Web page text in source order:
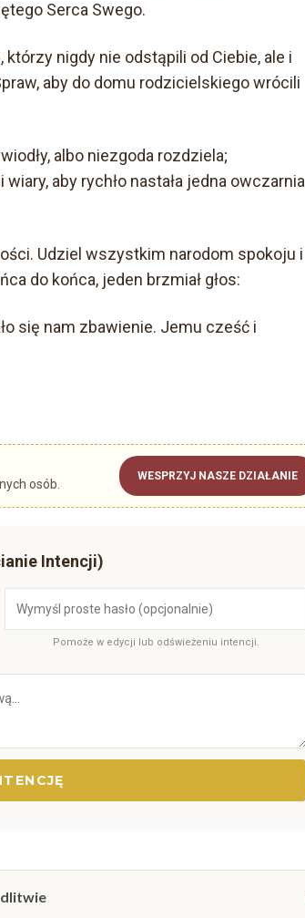
Serca Swego.
nigdy nie odstąpili od Ciebie, ale i
aby do domu rodzicielskiego wrócili
albo niezgoda rozdziela;
aby rychło nastała jedna owczarnia
Udziel wszystkim narodom spokoju i
do końca, jeden brzmiał głos:
się nam zbawienie. Jemu cześć i
osób.
WESPRZYJ NASZE DZIAŁANIE
Intencji)
Pomoże w edycji lub odświeżeniu intencji.